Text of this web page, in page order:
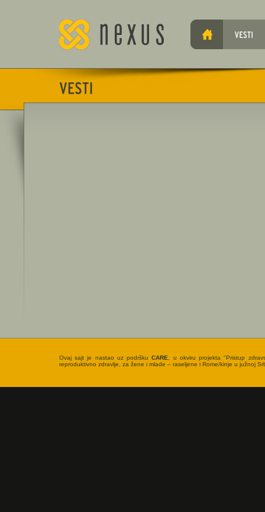
Ovaj sajt je nastao uz podrškuCARE
, u okviru projekta "Pristup
reproduktivno zdravlje, za žene i mlade – raseljene i Rome/kinje u južnoj